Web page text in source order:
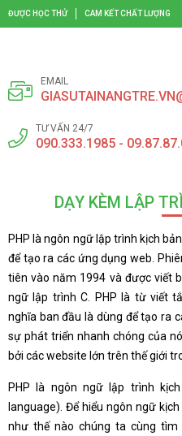
ĐƯỢC HỌC THỬ CAM KẾT CHẤT LƯỢNG
EMAIL
TƯ VẤN 24/7
090.333.1985 -
DẠY KÈM LẬP
PHP là ngôn ngữ lập trình kịch
để tạo ra các ứng dụng web.
tiên vào năm 1994 và được viết
ngữ lập trình C. PHP là từ viết
nghĩa ban đầu là dùng để tạo ra
sự phát triển nhanh chóng của
bởi các website lớn trên thế giới
PHP là ngôn ngữ lập trình
language). Để hiểu ngôn ngữ
như thế nào chúng ta cùng